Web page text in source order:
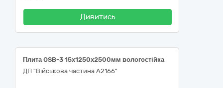
Дивитись
Плита OSB-3 15х1250х2500мм вологостійка
ДП "Військова частина А2166"